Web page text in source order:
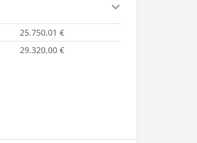
25.750,01 €
29.320,00 €